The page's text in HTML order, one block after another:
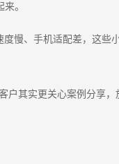
。
慢、手机适配差，这些
其实更关心案例分享